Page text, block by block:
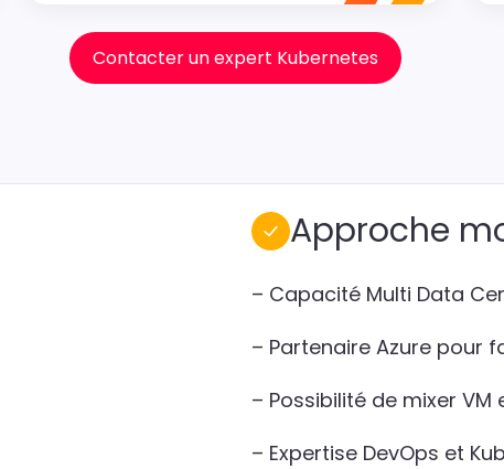
Contacter un expert Kubernetes
Approche
– Capacité Multi Data
– Partenaire Azure pour
– Possibilité de mixer VM
– Expertise DevOps et